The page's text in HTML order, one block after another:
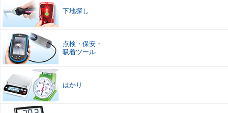
下地探し
点検 ・ 保安 ・
吸着ツール
はかり